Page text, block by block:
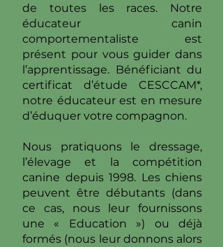
de toutes les races. Notre
éducateur canin
comportementaliste est
présent pour vous guider dans
l’apprentissage. Bénéficiant du
certificat d’étude CESCCAM*,
notre éducateur est en mesure
d’éduquer votre compagnon.
Nous pratiquons le dressage,
l’élevage et la compétition
canine depuis 1998. Les chiens
peuvent être débutants (dans
ce cas, nous leur fournissons
une « Education ») ou déjà
formés (nous leur donnons alors